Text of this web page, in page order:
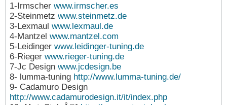
1-Irmscher www.irmscher.es
2-Steinmetz www.steinmetz.de
3-Lexmaul www.lexmaul.de
4-Mantzel www.mantzel.com
5-Leidinger www.leidinger-tuning.de
6-Rieger www.rieger-tuning.de
7-Jc Design www.jcdesign.be
8- lumma-tuning http://www.lumma-tuning.de/
9- Cadamuro Design
http://www.cadamurodesign.it/it/index.php